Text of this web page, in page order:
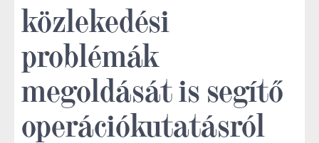
közlekedési
problémák
megoldását is segítő
operációkutatásról